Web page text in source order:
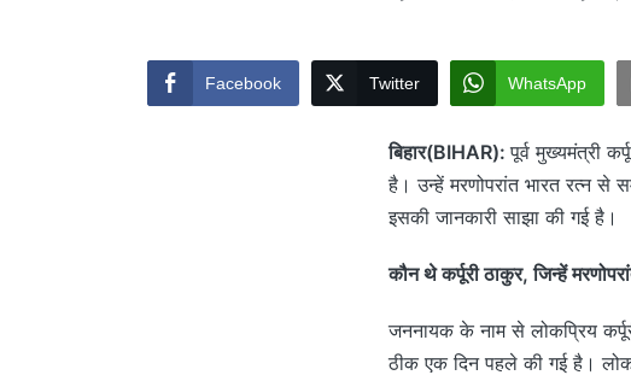
Facebook Twitter WhatsApp
बिहार(BIHAR):पूर्व मुख्यमंत्री
है। उन्हें मरणोपरांत भारत रत्न से
इसकी जानकारी साझा की गई है।
कौन थे कर्पूरी ठाकुर, जिन्हें
जननायक के नाम से लोकप्रिय
ठीक एक दिन पहले की गई है।